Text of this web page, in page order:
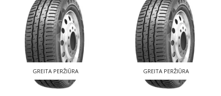
GREITA PERŽIŪRA GREITA PERŽIŪRA